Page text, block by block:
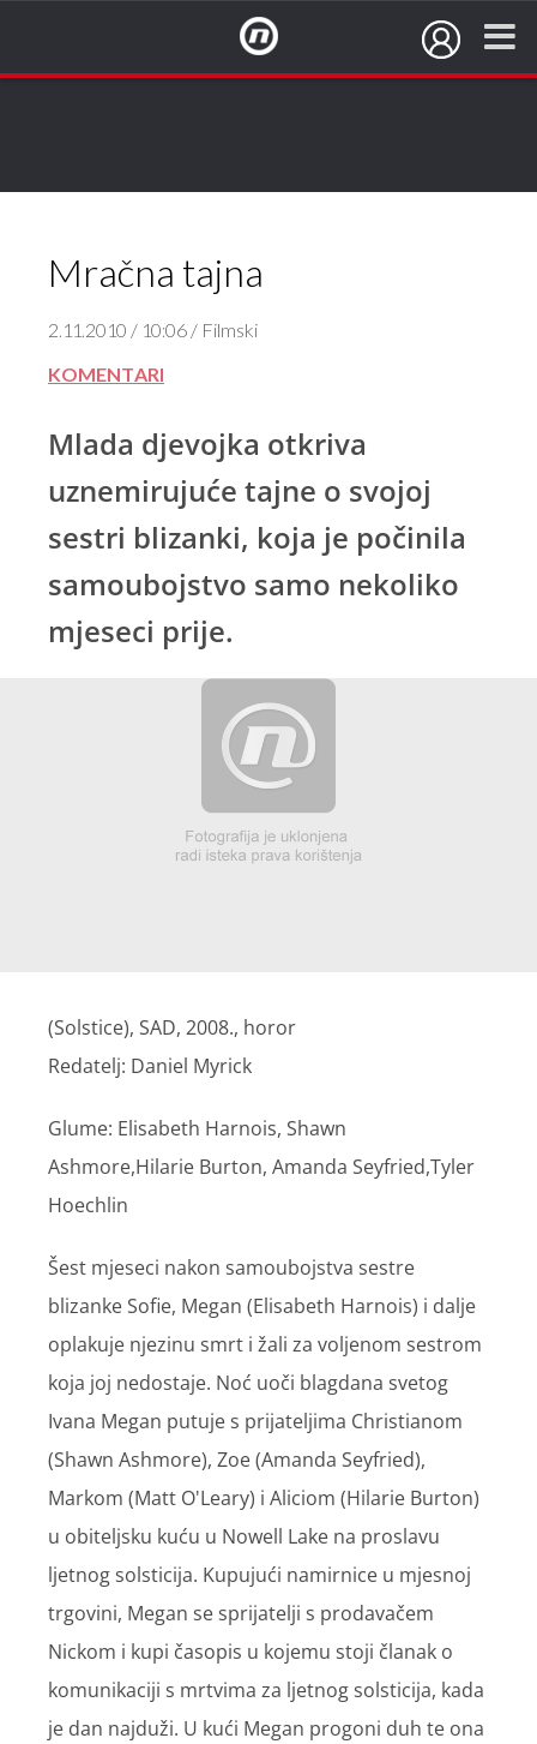
Mračna tajna
2.11.2010 / 10:06 / Filmski
KOMENTARI
Mlada djevojka otkriva
uznemirujuće tajne o svojoj
sestri blizanki, koja je počinila
samoubojstvo samo nekoliko
mjeseci prije.
(Solstice), SAD, 2008., horor
Redatelj: Daniel Myrick
Glume: Elisabeth Harnois, Shawn
Ashmore,Hilarie Burton, Amanda Seyfried,Tyler
Hoechlin
Šest mjeseci nakon samoubojstva sestre
blizanke Sofie, Megan (Elisabeth Harnois) i dalje
oplakuje njezinu smrt i žali za voljenom sestrom
koja joj nedostaje. Noć uoči blagdana svetog
Ivana Megan putuje s prijateljima Christianom
(Shawn Ashmore), Zoe (Amanda Seyfried),
Markom (Matt O'Leary) i Aliciom (Hilarie Burton)
u obiteljsku kuću u Nowell Lake na proslavu
ljetnog solsticija. Kupujući namirnice u mjesnoj
trgovini, Megan se sprijatelji s prodavačem
Nickom i kupi časopis u kojemu stoji članak o
komunikaciji s mrtvima za ljetnog solsticija, kada
je dan najduži. U kući Megan progoni duh te ona